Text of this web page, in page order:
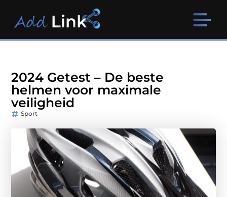
2024 Getest – De beste
helmen voor maximale
veiligheid
Sport